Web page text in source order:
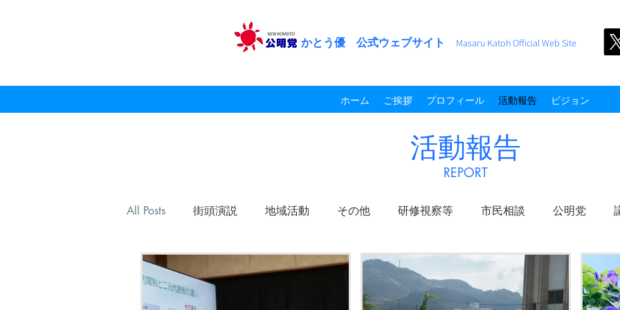
かとう優 公式ウェブサイト Masaru KatohOfficial Web Site
ホーム ご挨拶 プロフィール 活動報告 ビジョン
活動報告
​REPORT
All Posts 街頭演説 地域活動 その他 研修視察等 市民相談 公明党